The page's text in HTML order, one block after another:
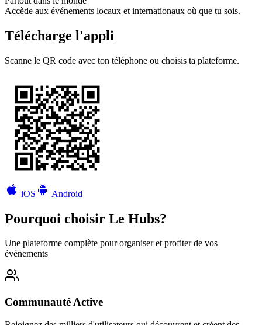
Accède aux événements locaux et internationaux où que tu sois.
Télécharge l'appli
Scanne le QR code avec ton téléphone ou choisis ta plateforme.
iOS Android
Pourquoi choisir Le Hubs?
Une plateforme complète pour organiser et profiter de vos
événements
Communauté Active